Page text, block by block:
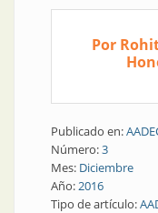
Por
Publicado en:
Número:3
Mes: Diciembre
Año:2016
Tipo de artículo: